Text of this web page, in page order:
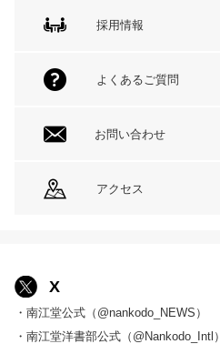
採用情報
よくあるご質問
お問い合わせ
アクセス
X
・南江堂公式（@nankodo_NEWS）
・南江堂洋書部公式（@Nankodo_Intl）